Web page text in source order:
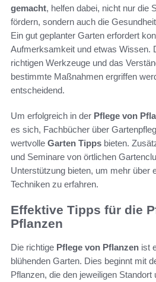
gemacht, helfen dabei, nicht nur die
fördern, sondern auch die
Ein gut geplanter Garten erfordert
Aufmerksamkeit und etwas Wissen.
richtigen Werkzeuge und das
bestimmte Maßnahmen ergriffen
entscheidend.
Um erfolgreich in der Pflege von
es sich, Fachbücher über
wertvolle Garten Tipps bieten.
und Seminare von örtlichen
Unterstützung bieten, um mehr über
Techniken zu erfahren.
Effektive Tipps für die
Pflanzen
Die richtige Pflege von Pflanzen ist
blühenden Garten. Dies beginnt mit
Pflanzen, die den jeweiligen